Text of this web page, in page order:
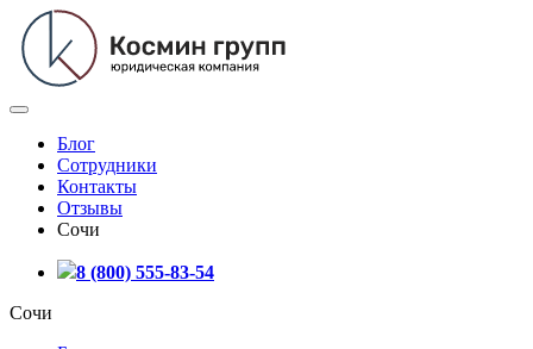
Блог
Сотрудники
Контакты
Отзывы
Сочи
8 (800) 555-83-54
Сочи